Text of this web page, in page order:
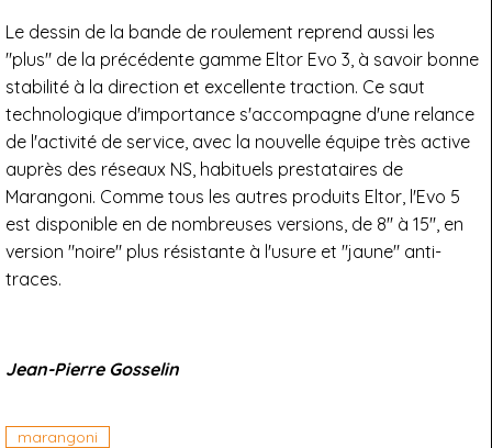
Le dessin de la bande de roulement reprend aussi les
"plus" de la précédente gamme Eltor Evo 3, à savoir bonne
stabilité à la direction et excellente traction. Ce saut
technologique d'importance s'accompagne d'une relance
de l'activité de service, avec la nouvelle équipe très active
auprès des réseaux NS, habituels prestataires de
Marangoni. Comme tous les autres produits Eltor, l'Evo 5
est disponible en de nombreuses versions, de 8'' à 15'', en
version "noire" plus résistante à l'usure et "jaune" anti-
traces.
Jean-Pierre Gosselin
marangoni